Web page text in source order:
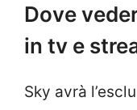
Dove
in tv e
Sky avrà